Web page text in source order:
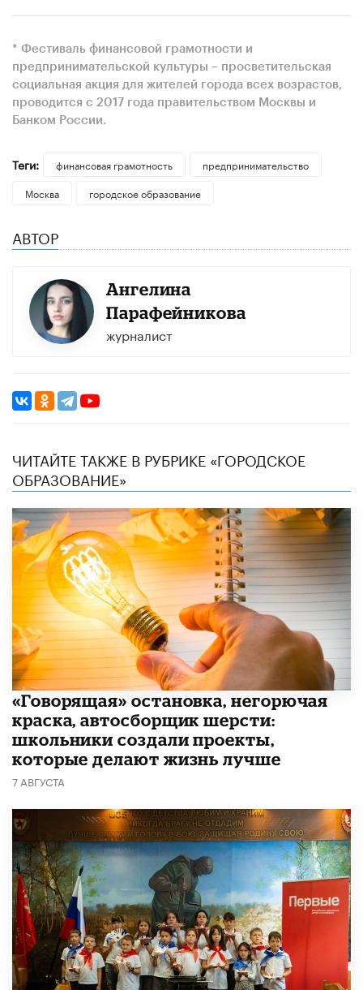
* Фестиваль финансовой грамотности и
предпринимательской культуры – просветительская
социальная акция для жителей города всех возрастов,
проводится с 2017 года правительством Москвы и
Банком России.
Теги: финансовая грамотность
предпринимательство
Москва
городское образование
АВТОР
Ангелина
Парафейникова
журналист
ЧИТАЙТЕ ТАКЖЕ В РУБРИКЕ «ГОРОДСКОЕ
ОБРАЗОВАНИЕ»
​«Говорящая» остановка, негорючая
краска, автосборщик шерсти:
школьники создали проекты,
которые делают жизнь лучше
7 АВГУСТА